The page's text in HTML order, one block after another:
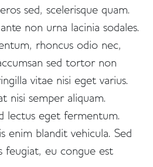
sed, scelerisque quam.
non urna lacinia sodales.
rhoncus odio nec,
sed tortor non
vitae nisi eget varius.
nisi semper aliquam.
lectus eget fermentum.
enim blandit vehicula. Sed
feugiat, eu congue est